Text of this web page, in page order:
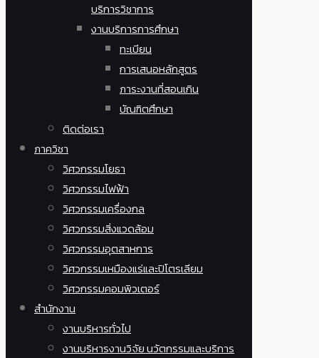
บริการวิชาการ
งานบริการการศึกษา
ทะเบียน
การเสนอหลักสูตร
ภาระงานที่สอนเกิน
บัณฑิตศึกษา
ติดต่อเรา
ภาควิชา
วิศวกรรมโยธา
วิศวกรรมไฟฟ้า
วิศวกรรมเครื่องกล
วิศวกรรมสิ่งแวดล้อม
วิศวกรรมอุตสาหการ
วิศวกรรมเหมืองแร่และปิโตรเลียม
วิศวกรรมคอมพิวเตอร์
สำนักงาน
งานบริหารทั่วไป
งานบริหารงานวิจัย นวัตกรรมและบริการ